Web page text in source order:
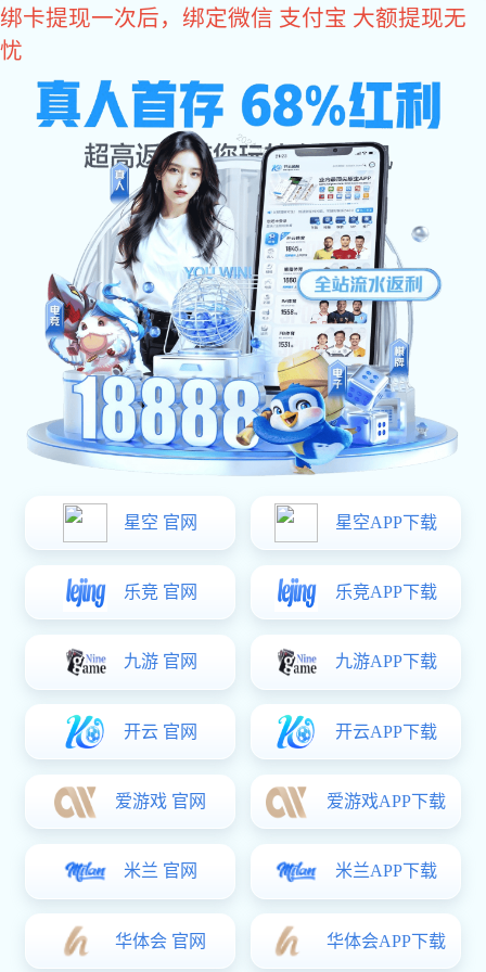
VSport体育
方案应用
工业应用
计算机及周边
手机及配件
手机
手机配件
快充充电器
消费电子
汽车应用
AloT应用